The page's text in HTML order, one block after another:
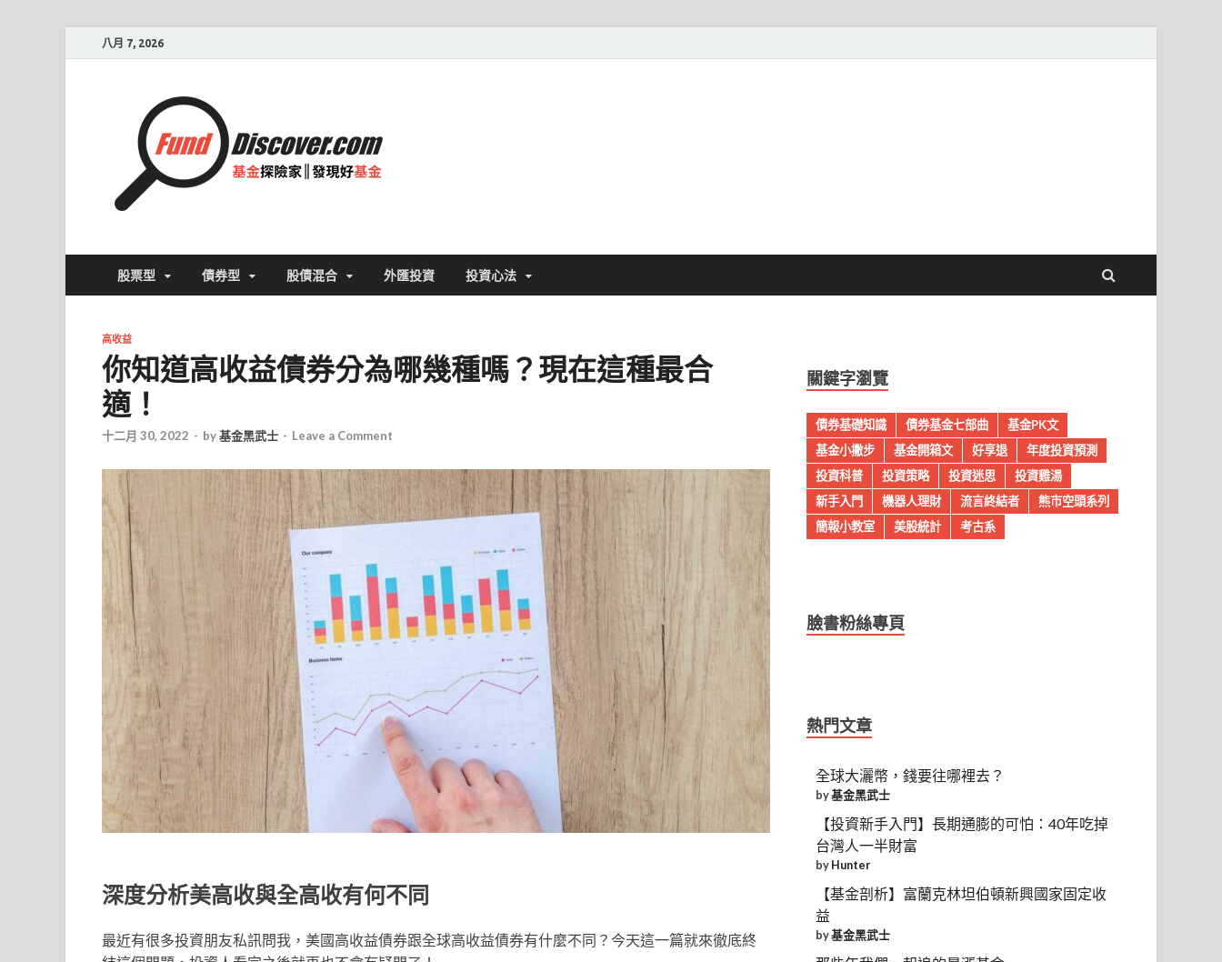
八月 7, 2026
股票型 債券型 股債混合 外匯投資 投資心法
高收益
你知道高收益債券分為哪幾種嗎？現在這種最合
適！
十二月 30, 2022 - by基金黑武士 - Leave a Comment
深度分析美高收與全高收有何不同
最近有很多投資朋友私訊問我，美國高收益債券跟全球高收益債券有什麼不同？今天這一篇就來徹底終
關鍵字瀏覽
債券基礎知識 債券基金七部曲
基金PK文
基金小撇步
基金開箱文 好享退
年度投資預測
投資科普
投資策略 投資迷思
投資雞湯
新手入門
機器人理財 流言終結者
熊市空頭系列
簡報小教室
美股統計 考古系
臉書粉絲專頁
熱門文章
全球大灑幣，錢要往哪裡去？
by基金黑武士
【投資新手入門】長期通膨的可怕：40年吃掉
台灣人一半財富
byHunter
【基金剖析】富蘭克林坦伯頓新興國家固定收
益
by基金黑武士